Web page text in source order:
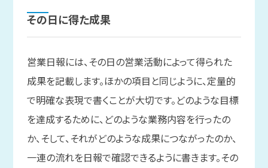
その日に得た成果
営業日報には、その日の営業活動によって得られた
成果を記載します。ほかの項目と同じように、定量的
で明確な表現で書くことが大切です。どのような目標
を達成するために、どのような業務内容を行ったの
か、そして、それがどのような成果につながったのか、
一連の流れを日報で確認できるように書きます。その